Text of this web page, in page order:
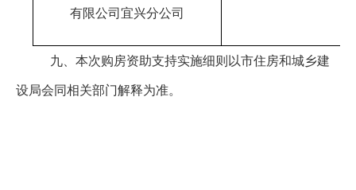
有限公司宜兴分公司
九、本次购房资助支持实施细则以市住房和城乡建
设局会同相关部门解释为准。